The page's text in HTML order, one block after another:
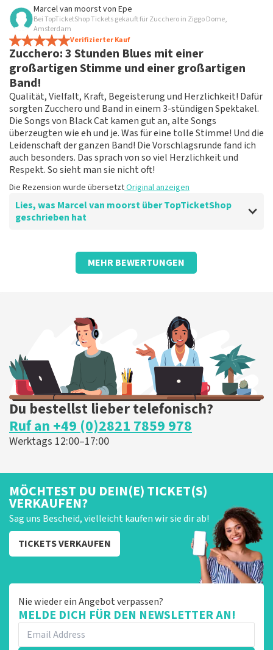
Bewertung von Anoniem über
Gipfeltreffen
Es war pünktlich und nach Vereinbarung
Die Rezension wurde übersetztOriginal anzeigen
Marcel van moorstvon Epe
Bei TopTicketShop Tickets gekauft für Zucchero in Ziggo Dome,
Amsterdam
Verifizierter Kauf
Zucchero: 3 Stunden Blues mit einer
großartigen Stimme und einer großartigen
Band!
Qualität, Vielfalt, Kraft, Begeisterung und Herzlichkeit! Dafür
sorgten Zucchero und Band in einem 3-stündigen Spektakel.
Die Songs von Black Cat kamen gut an, alte Songs
überzeugten wie eh und je. Was für eine tolle Stimme! Und die
Leidenschaft der ganzen Band! Die Vorschlagsrunde fand ich
auch besonders. Das sprach von so viel Herzlichkeit und
Respekt. So sieht man sie nicht oft!
Die Rezension wurde übersetztOriginal anzeigen
Lies, was Marcel van moorst über TopTicketShop
geschrieben hat
Bewertung von Marcel van moorst überTopTicketShop
Gut organisiert, unsere Tickets für
verliefen reibungslos. Das Parken war auch gut
Die Rezension wurde übersetzt Original anzeigen
MEHR BEWERTUNGEN
Du bestellst lieber telefonisch?
Ruf an +49 (0)2821 7859 978
Werktags 12:00–17:00
MÖCHTEST DU DEIN(E) TICKET(S)
VERKAUFEN?
Sag uns Bescheid, vielleicht kaufen wir sie dir ab!
TICKETS VERKAUFEN
Nie wieder ein Angebot verpassen?
MELDE DICH FÜR DEN NEWSLETTER AN!